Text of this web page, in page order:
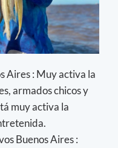
Aires : Muy activa la
armados chicos y
muy activa la
Buenos Aires :